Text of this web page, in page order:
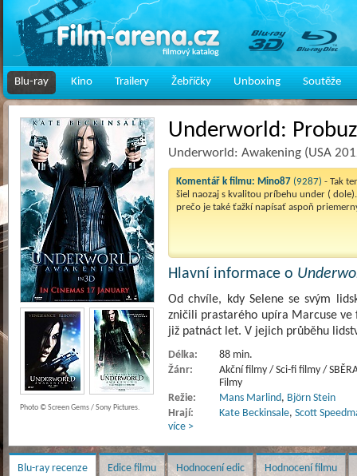
Blu-ray Kino Trailery Žebříčky Unboxing Soutěže
Underworld:
Underworld: Awakening (USA
Komentář k filmu: Mino87 (9287) - Tak
šiel naozaj s kvalitou príbehu under (
prečo je také ťažkí napísať aspoň
Hlavní informace o
Od chvíle, kdy Selene se svým
zničili prastarého upíra Marcuse
již patnáct let. V jejich průběhu
Délka:
88 min.
Žánr:
Akční filmy / Sci-fi filmy /
Filmy
Režie:
Mans Marlind, Björn Stein
Hrají:
Kate Beckinsale, Scott
více >
Photo © Screen Gems / Sony Pictures.
Blu-ray recenze Edice filmu Hodnocení edic Hodnocení filmu